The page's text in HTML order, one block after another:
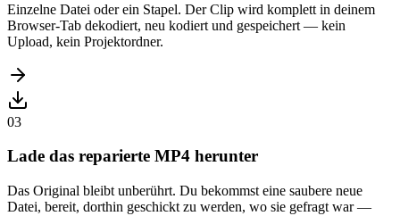
Einzelne Datei oder ein Stapel. Der Clip wird komplett in deinem
Browser-Tab dekodiert, neu kodiert und gespeichert — kein
Upload, kein Projektordner.
03
Lade das reparierte MP4 herunter
Das Original bleibt unberührt. Du bekommst eine saubere neue
Datei, bereit, dorthin geschickt zu werden, wo sie gefragt war —